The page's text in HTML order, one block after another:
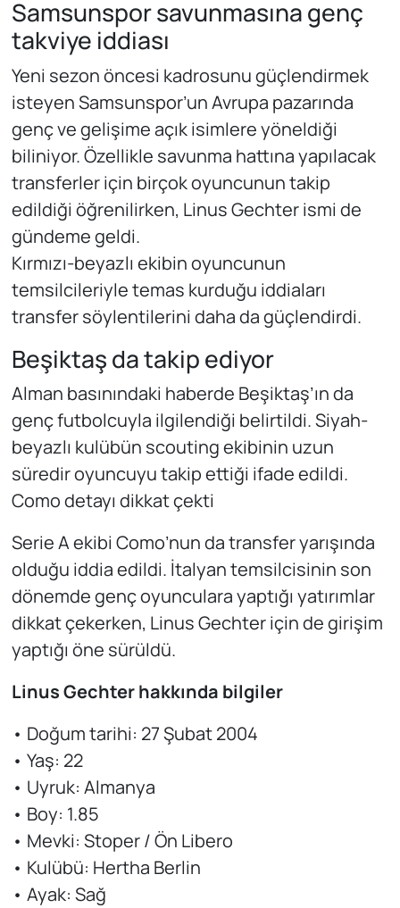
Samsunspor savunmasına genç
takviye iddiası
Yeni sezon öncesi kadrosunu güçlendirmek
isteyen Samsunspor’un Avrupa pazarında
genç ve gelişime açık isimlere yöneldiği
biliniyor. Özellikle savunma hattına yapılacak
transferler için birçok oyuncunun takip
edildiği öğrenilirken, Linus Gechter ismi de
gündeme geldi.
Kırmızı-beyazlı ekibin oyuncunun
temsilcileriyle temas kurduğu iddiaları
transfer söylentilerini daha da güçlendirdi.
Beşiktaş da takip ediyor
Alman basınındaki haberde Beşiktaş’ın da
genç futbolcuyla ilgilendiği belirtildi. Siyah-
beyazlı kulübün scouting ekibinin uzun
süredir oyuncuyu takip ettiği ifade edildi.
Como detayı dikkat çekti
Serie A ekibi Como’nun da transfer yarışında
olduğu iddia edildi. İtalyan temsilcisinin son
dönemde genç oyunculara yaptığı yatırımlar
dikkat çekerken, Linus Gechter için de girişim
yaptığı öne sürüldü.
Linus Gechter hakkında bilgiler
• Doğum tarihi: 27 Şubat 2004
• Yaş: 22
• Uyruk: Almanya
• Boy: 1.85
• Mevki: Stoper / Ön Libero
• Kulübü: Hertha Berlin
• Ayak: Sağ